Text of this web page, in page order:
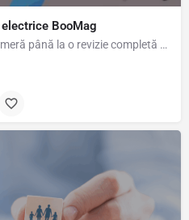
BooMag
De la o simplă schimbare de cameră până la o revizie completă a bicicletei sau trotinetei electrice, la noi…